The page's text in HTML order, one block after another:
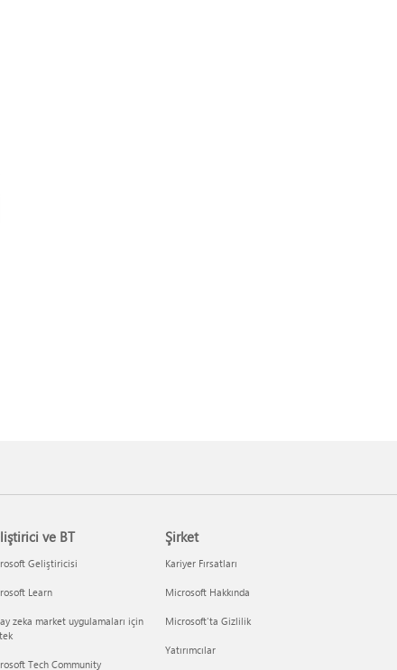
ve BT
Geliştiricisi
Learn
zeka market uygulamaları için
Tech Community
Şirket
Kariyer Fırsatları
Microsoft Hakkında
Microsoft'ta Gizlilik
Yatırımcılar